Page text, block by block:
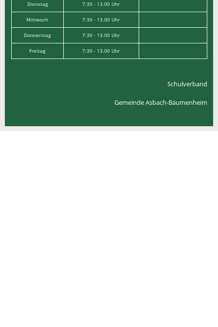
Dienstag 7:30 - 13.00 Uhr
Mittwoch 7:30 - 13.00 Uhr
Donnerstag 7:30 - 13.00 Uhr
Freitag 7:30 - 13.00 Uhr
Schulverband
Gemeinde Asbach-Bäumenheim